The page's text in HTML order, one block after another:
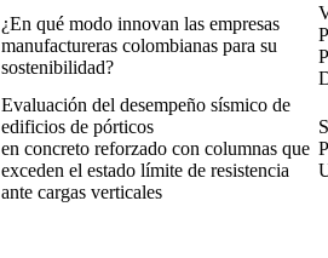
¿En qué modo innovan las empresas
manufactureras colombianas para su
sostenibilidad?
Evaluación del desempeño sísmico de
edificios de pórticos
en concreto reforzado con columnas que
exceden el estado límite de resistencia
ante cargas verticales